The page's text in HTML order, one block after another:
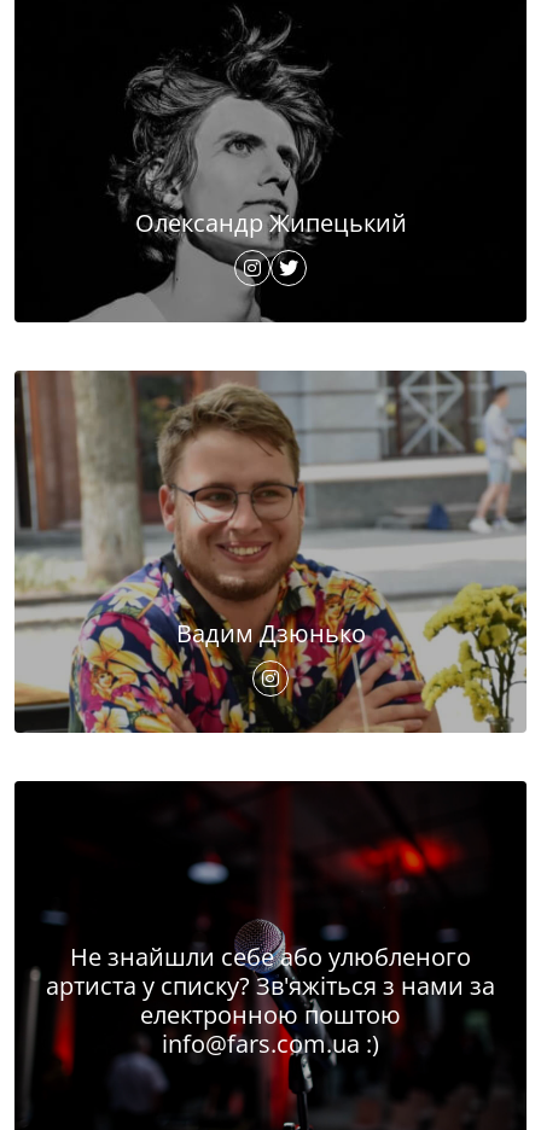
Олександр Жипецький
Вадим Дзюнько
Не знайшли себе або улюбленого
артиста у списку? Зв'яжіться з нами за
електронною поштою
info@fars.com.ua :)